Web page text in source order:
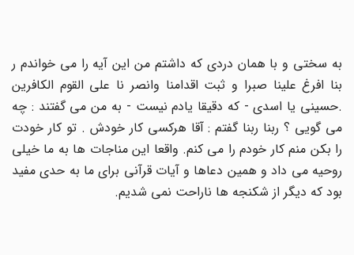
به سختی و با همان دردی که داشتم من این آیه را می خواندم ر
بنا افرغ علینا صبرا و ثبت اقدامنا وانصر نا علی القوم الکافرین
.حسینی یا اسدی - که دقیقا یادم نیست - به من می گفتند : چه
می گویی ؟ ربنا ربنا گفتم : آقا هرکسی کار خودش . تو کار خودت
را بکن منم کار خودم را می کنم. واقعا این مناجات ها به ما خیلی
روحیه می داد و همین دعاها و آیات قرآنی برای ما به حدی مفید
بود که دیگر از شکنجه ها ناراحت نمی شدیم.